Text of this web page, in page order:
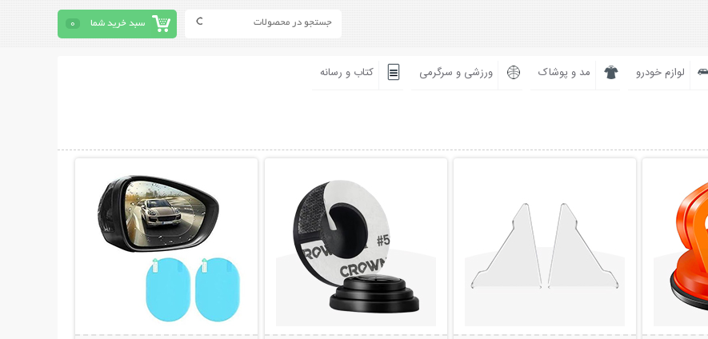
سبد خرید شما 0
لوازم خودرو مد و پوشاک ورزشی و سرگرمی کتاب و رسانه